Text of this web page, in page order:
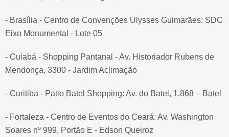
- Brasília - Centro de Convenções Ulysses Guimarães: SDC
Eixo Monumental - Lote 05
- Cuiabá - Shopping Pantanal - Av. Historiador Rubens de
Mendonça, 3300 - Jardim Aclimação
- Curitiba - Patio Batel Shopping: Av. do Batel, 1.868 – Batel
- Fortaleza - Centro de Eventos do Ceará: Av. Washington
Soares nº 999, Portão E - Edson Queiroz